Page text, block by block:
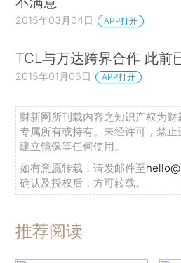
2015年03月04日 APP打开
TCL与万达跨界合作 此前
2015年01月06日 APP打开
财新网所刊载内容之知识产权为
专属所有或持有。未经许可，禁
建立镜像等任何使用。
如有意愿转载，请发邮件至
确认及授权后，方可转载。
推荐阅读